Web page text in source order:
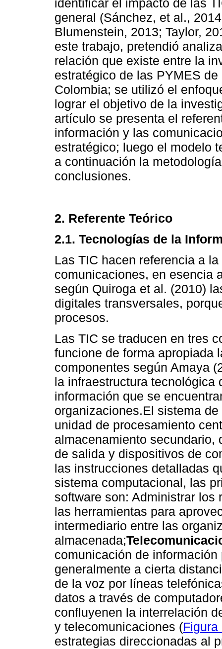
identificar el impacto de las
general (Sánchez, et al.,
Blumenstein, 2013; Taylor,
este trabajo, pretendió
relación que existe entre la
estratégico de las PYMES
Colombia; se utilizó el
lograr el objetivo de la
artículo se presenta el
información y las
estratégico; luego el modelo
a continuación la
conclusiones.
2. Referente Teórico
2.1. Tecnologías de la
Las TIC hacen referencia a
comunicaciones, en esencia
según Quiroga et al. (2010)
digitales transversales,
procesos.
Las TIC se traducen en tres
funcione de forma apropiada
componentes según Amaya
la infraestructura tecnológica
información que se
organizaciones.El sistema
unidad de procesamiento
almacenamiento
de salida y dispositivos de
las instrucciones detalladas
sistema computacional, las
software son: Administrar los
las herramientas para
intermediario entre las
almacenada;
comunicación de
generalmente a cierta
de la voz por líneas
datos a través de
confluyenen la interrelación
y telecomunicaciones (Figura
estrategias direccionadas al